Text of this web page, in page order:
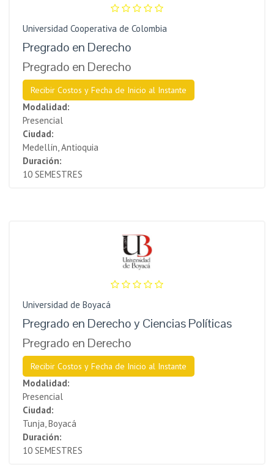
Universidad Cooperativa de Colombia
Pregrad​o en Derecho
Pregrado en Derecho
Recibir Costos y Fecha de Inicio al Instante
Modalidad:
Presencial
Ciudad:
Medellín, Antioquia
Duración:
10 SEMESTRES
Universidad de Boyacá
Pregrado en Derecho y Ciencias Políticas
Pregrado en Derecho
Recibir Costos y Fecha de Inicio al Instante
Modalidad:
Presencial
Ciudad:
Tunja, Boyacá
Duración:
10 SEMESTRES